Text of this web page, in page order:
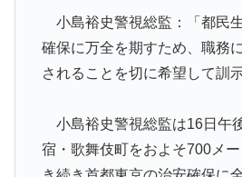
小島裕史警視総監：「都民
確保に万全を期すため、職務
されることを切に希望して訓
小島裕史警視総監は16日午
宿・歌舞伎町をおよそ700メー